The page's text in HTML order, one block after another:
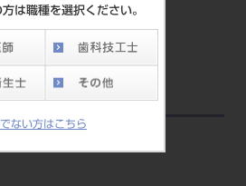
は職種を選択ください。
ない方はこちら